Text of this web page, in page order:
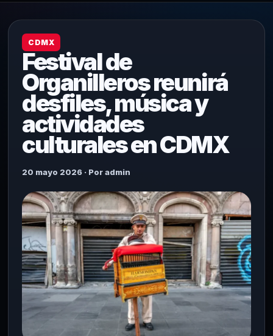
CDMX
Festival de
Organilleros reunirá
desfiles, música y
actividades
culturales en CDMX
20 mayo 2026 · Por admin